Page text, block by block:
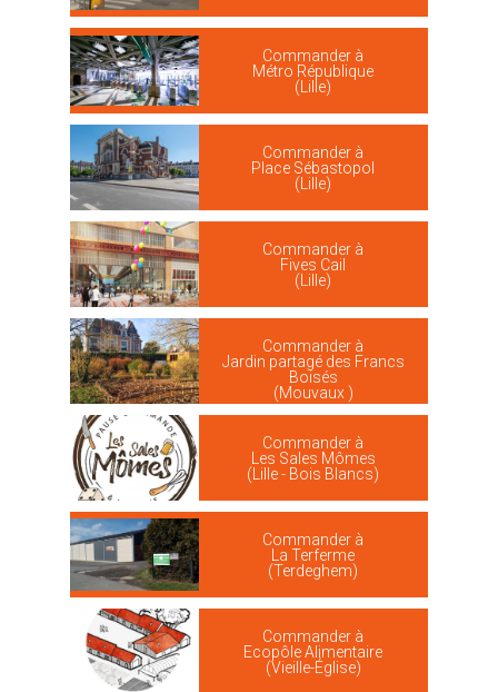
Commander à
Métro République
(Lille)
Commander à
Place Sébastopol
(Lille)
Commander à
Fives Cail
(Lille)
Commander à
Jardin partagé des Francs
Boisés
(Mouvaux )
Commander à
Les Sales Mômes
(Lille - Bois Blancs)
Commander à
La Terferme
(Terdeghem)
Commander à
Ecopôle Alimentaire
(Vieille-Église)